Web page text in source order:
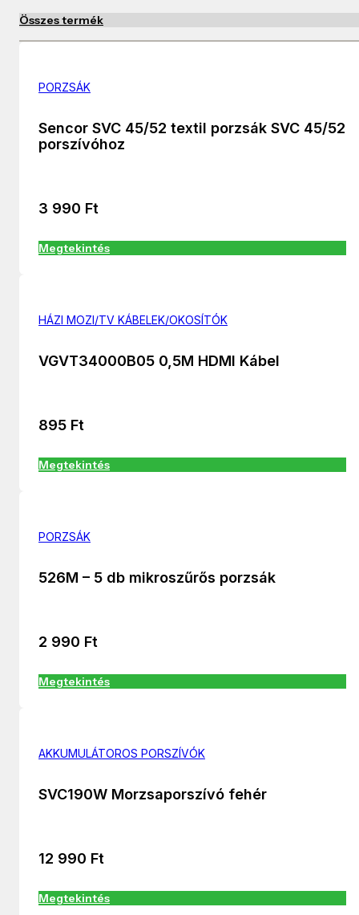
Összes termék
PORZSÁK
Sencor SVC 45/52 textil porzsák SVC 45/52
porszívóhoz
3 990 Ft
Megtekintés
HÁZI MOZI/TV KÁBELEK/OKOSÍTÓK
VGVT34000B05 0,5M HDMI Kábel
895 Ft
Megtekintés
PORZSÁK
526M – 5 db mikroszűrős porzsák
2 990 Ft
Megtekintés
AKKUMULÁTOROS PORSZÍVÓK
SVC190W Morzsaporszívó fehér
12 990 Ft
Megtekintés